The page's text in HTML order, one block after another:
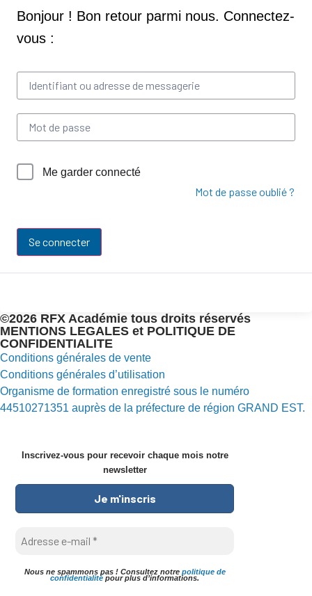
Me garder connecté
Mot de passe oublié ?
Se connecter
©2026 RFX Académie tous droits réservés
MENTIONS LEGALES et POLITIQUE DE
CONFIDENTIALITE
Conditions générales de vente
Conditions générales d’utilisation
Organisme de formation enregistré sous le numéro
44510271351 auprès de la préfecture de région GRAND EST.
Inscrivez-vous pour recevoir chaque mois notre
newsletter
Nous ne spammons pas ! Consultez notre politique de
confidentialité pour plus d’informations.